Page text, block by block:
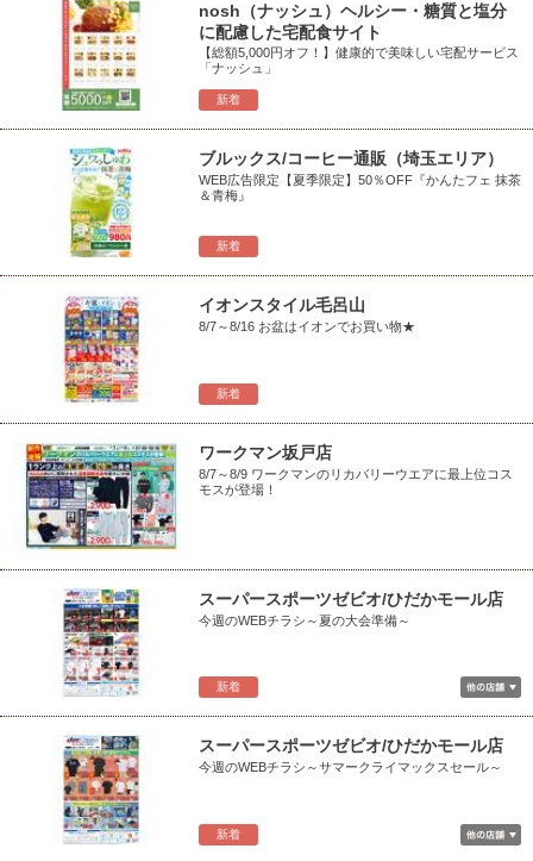
新着
nosh（ナッシュ）ヘルシー・糖質と塩分
に配慮した宅配食サイト
【総額5,000円オフ！】健康的で美味しい宅配サービス
「ナッシュ」
新着
ブルックス/コーヒー通販（埼玉エリア）
WEB広告限定【夏季限定】50％OFF『かんたフェ 抹茶
＆青梅』
新着
イオンスタイル毛呂山
8/7～8/16 お盆はイオンでお買い物★
ワークマン坂戸店
8/7～8/9 ワークマンのリカバリーウエアに最上位コス
モスが登場！
新着
スーパースポーツゼビオ/ひだかモール店
今週のWEBチラシ～夏の大会準備～
新着
スーパースポーツゼビオ/ひだかモール店
今週のWEBチラシ～サマークライマックスセール～